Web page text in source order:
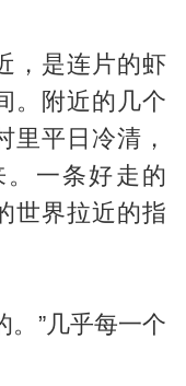
，是连片的虾
。附近的几个
里平日冷清，
一条好走的
世界拉近的指
。”几乎每一个